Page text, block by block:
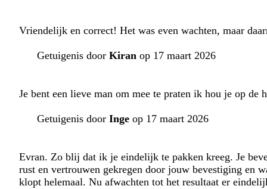
Vriendelijk en correct! Het was even wachten, maar
Getuigenis door Kiran op 17 maart 2026
Je bent een lieve man om mee te praten ik hou je op de
Getuigenis door Inge op 17 maart 2026
Evran. Zo blij dat ik je eindelijk te pakken kreeg. Je
rust en vertrouwen gekregen door jouw bevestiging en
klopt helemaal. Nu afwachten tot het resultaat er